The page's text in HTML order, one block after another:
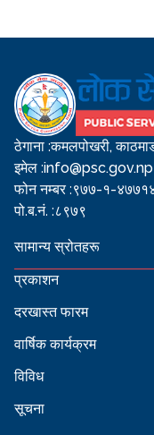
ठेगाना :कमलपोखरी,
इमेल :info@psc.gov.np
फोन नम्बर :९७७-१-
पो.ब.नं. :८९७९
सामान्य स्रोतहरू
प्रकाशन
दरखास्त फारम
वार्षिक कार्यक्रम
विविध
सूचना